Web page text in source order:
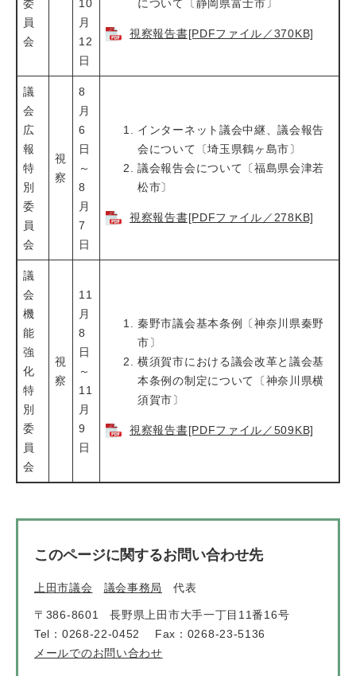
委
員
会
10
月
12
日
について〔静岡県富士市〕
視察報告書[PDFファイル／370KB]
議
会
広
報
特
別
委
員
会
視
察
8
月
6
日
～
8
月
7
日
インターネット議会中継、議会報告
会について〔埼玉県鶴ヶ島市〕
議会報告会について〔福島県会津若
松市〕
視察報告書[PDFファイル／278KB]
議
会
機
能
強
化
特
別
委
員
会
視
察
11
月
8
日
～
11
月
9
日
秦野市議会基本条例〔神奈川県秦野
市〕
横須賀市における議会改革と議会基
本条例の制定について〔神奈川県横
須賀市〕
視察報告書[PDFファイル／509KB]
このページに関するお問い合わせ先
上田市議会 議会事務局 代表
〒386-8601
長野県上田市大手一丁目11番16号
Tel：0268-22-0452
Fax：0268-23-5136
メールでのお問い合わせ